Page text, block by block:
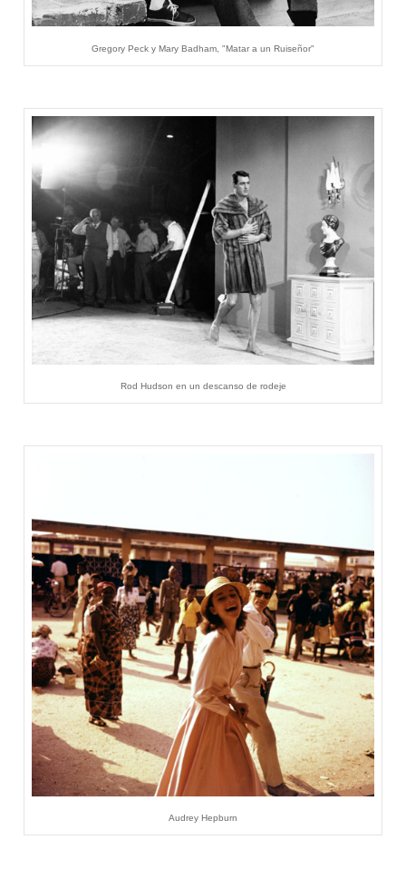
Gregory Peck y Mary Badham, "Matar a un Ruiseñor"
Rod Hudson en un descanso de rodeje
Audrey Hepburn